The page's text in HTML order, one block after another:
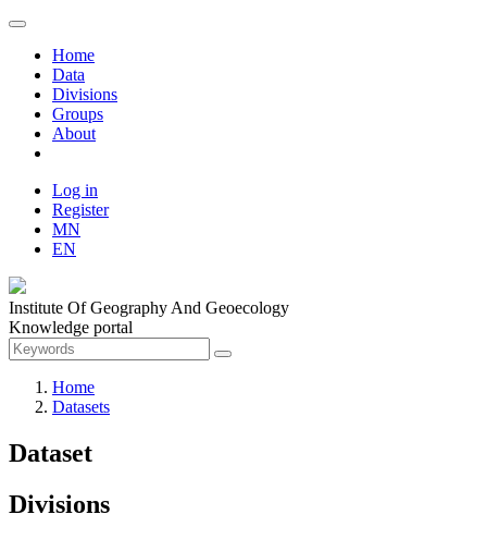
Home
Data
Divisions
Groups
About
Log in
Register
MN
EN
Institute Of Geography And Geoecology
Knowledge portal
Home
Datasets
Dataset
Divisions